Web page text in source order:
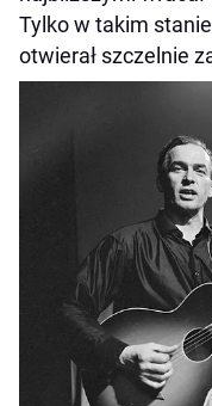
Tylko w takim
otwierał szczelnie